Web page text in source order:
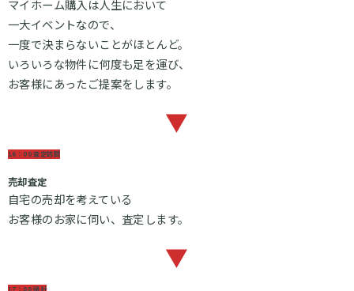
マイホーム購入は人生において
一大イベントなので、
一度で決まらないことがほとんど。
いろいろな物件に何度も足を運び、
お客様にあったご提案をします。
▼
16：00 査定訪問
売却査定
自宅の売却を考えている
お客様のお家に伺い、査定します。
▼
17：00 帰社